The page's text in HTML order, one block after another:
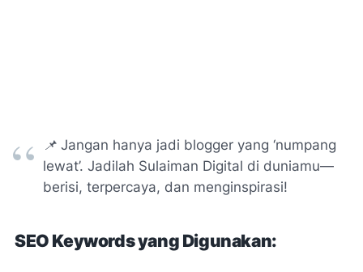
📌 Jangan hanya jadi blogger yang ‘numpang
lewat’. Jadilah Sulaiman Digital di duniamu—
berisi, terpercaya, dan menginspirasi!
SEO Keywords yang Digunakan: